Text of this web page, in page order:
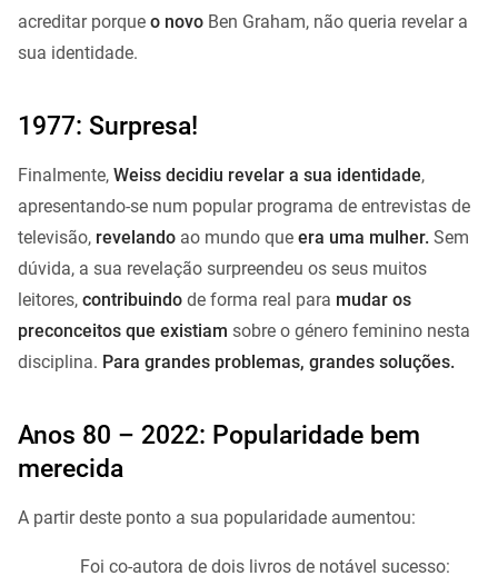
acreditar porque o novo Ben Graham, não queria revelar a
sua identidade.
1977: Surpresa!
Finalmente, Weiss decidiu revelar a sua identidade,
apresentando-se num popular programa de entrevistas de
televisão, revelando ao mundo que era uma mulher. Sem
dúvida, a sua revelação surpreendeu os seus muitos
leitores, contribuindo de forma real para mudar os
preconceitos que existiam sobre o género feminino nesta
disciplina. Para grandes problemas, grandes soluções.
Anos 80 – 2022: Popularidade bem
merecida
A partir deste ponto a sua popularidade aumentou:
Foi co-autora de dois livros de notável sucesso: